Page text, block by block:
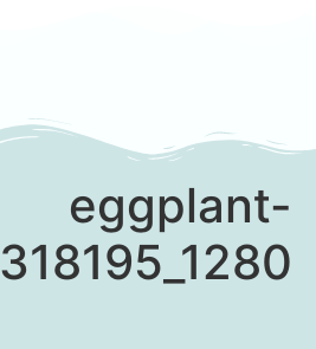
eggplant-
318195_1280